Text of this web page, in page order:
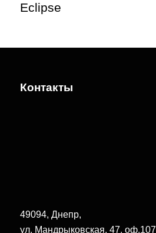
Eclipse
Контакты
49094, Днепр,
ул. Мандрыковская, 47. оф.107